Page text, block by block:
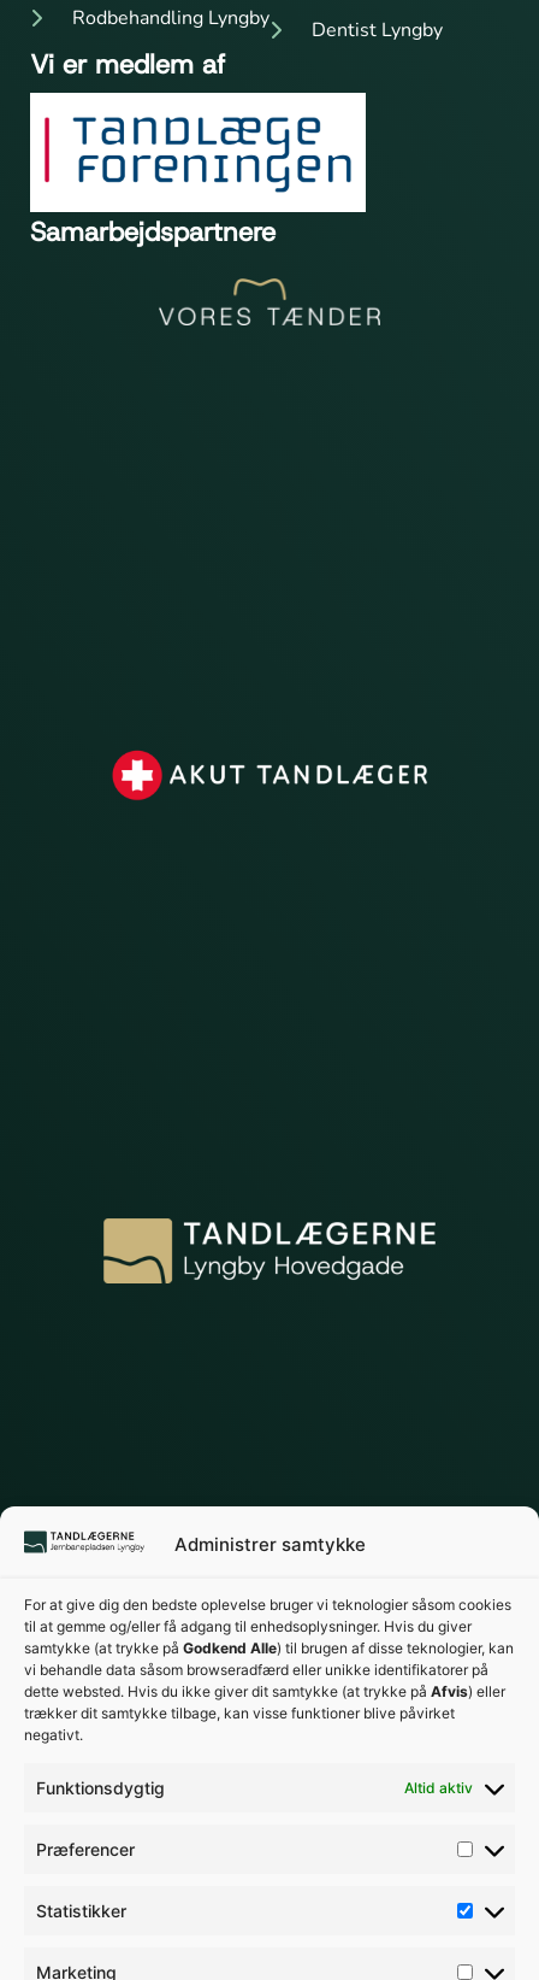
Administrer samtykke
For at give dig den bedste oplevelse bruger vi teknologier såsom cookies
til at gemme og/eller få adgang til enhedsoplysninger. Hvis du giver
samtykke (at trykke på Godkend Alle) til brugen af disse teknologier, kan
vi behandle data såsom browseradfærd eller unikke identifikatorer på
dette websted. Hvis du ikke giver dit samtykke (at trykke på Afvis) eller
trækker dit samtykke tilbage, kan visse funktioner blive påvirket
negativt.
Funktionsdygtig Altid aktiv
Præferencer
Statistikker
Marketing
Rodbehandling Lyngby
Dentist Lyngby
Vi er medlem af
Samarbejdspartnere
© Tandlægerne Jernbanepladsen Lyngby
Cookiepolitik